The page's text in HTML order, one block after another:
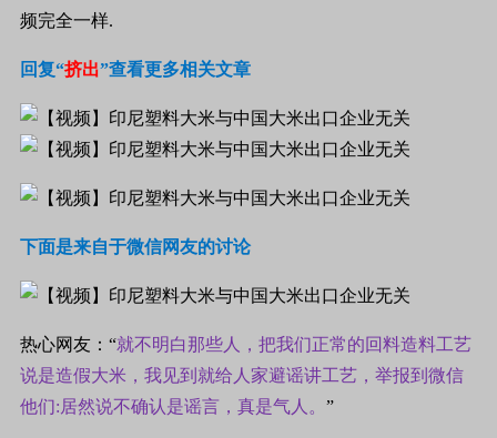
频完全一样.
回复“挤出”查看更多相关文章
下面是来自于微信网友的讨论
热心网友：“就不明白那些人，把我们正常的回料造料工艺
说是造假大米，我见到就给人家避谣讲工艺，举报到微信
他们:居然说不确认是谣言，真是气人。 ”